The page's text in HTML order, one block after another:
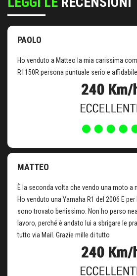
PAOLO
Ho venduto a Matteo la mia carissima
R1150R persona puntuale serio e affidabile
MATTEO
È la seconda volta che vendo una moto a
Ho venduto una Yamaha R1 del 2006 E
sono trovato benissimo. Non ho perso
lavoro, perché è andato lui a sbrigare le
tutto via Mail. Grazie mille di tutto